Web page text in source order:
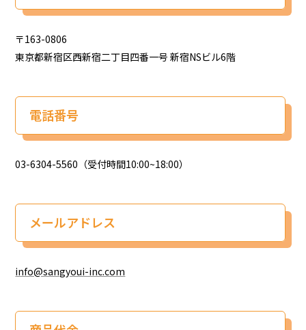
〒163-0806
東京都新宿区西新宿二丁目四番一号 新宿NSビル6階
電話番号
03-6304-5560 （受付時間10:00~18:00）
メールアドレス
info@sangyoui-inc.com